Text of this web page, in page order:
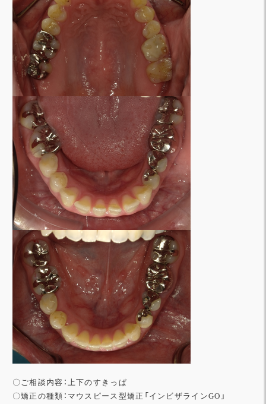
〇ご相談内容：上下のすきっぱ
〇矯正の種類：マウスピース型矯正「インビザラインGO」